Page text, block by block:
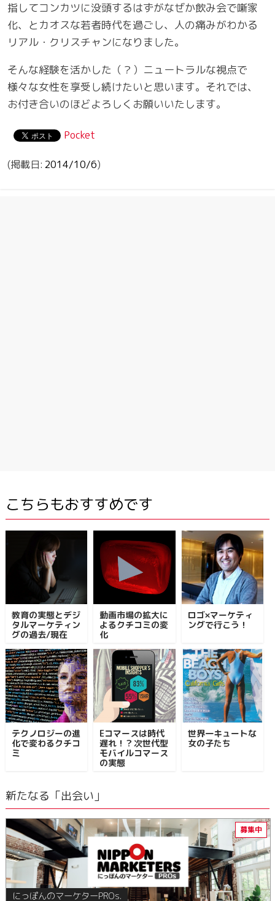
指してコンカツに没頭するはずがなぜか飲み会で噺家
化、とカオスな若者時代を過ごし、人の痛みがわかる
リアル・クリスチャンになりました。
そんな経験を活かした（？）ニュートラルな視点で
様々な女性を享受し続けたいと思います。それでは、
お付き合いのほどよろしくお願いいたします。
Pocket
2014/10/6
こちらもおすすめです
教育の実態とデジ
タルマーケティン
グの過去/現在
動画市場の拡大に
よるクチコミの変
化
ロゴ×マーケティ
ングで行こう！
テクノロジーの進
化で変わるクチコ
ミ
Eコマースは時代
遅れ！？次世代型
モバイルコマース
の実態
世界一キュートな
女の子たち
新たなる「出会い」
にっぽんのマーケターPROs.